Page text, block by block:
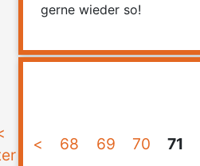
gerne wieder so!
< 68 69 70 71